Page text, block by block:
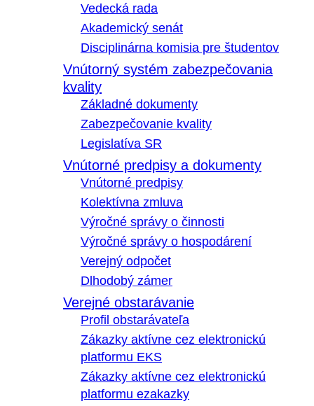
Vedecká rada
Akademický senát
Disciplinárna komisia pre študentov
Vnútorný systém zabezpečovania
kvality
Základné dokumenty
Zabezpečovanie kvality
Legislatíva SR
Vnútorné predpisy a dokumenty
Vnútorné predpisy
Kolektívna zmluva
Výročné správy o činnosti
Výročné správy o hospodárení
Verejný odpočet
Dlhodobý zámer
Verejné obstarávanie
Profil obstarávateľa
Zákazky aktívne cez elektronickú
platformu EKS
Zákazky aktívne cez elektronickú
platformu ezakazky